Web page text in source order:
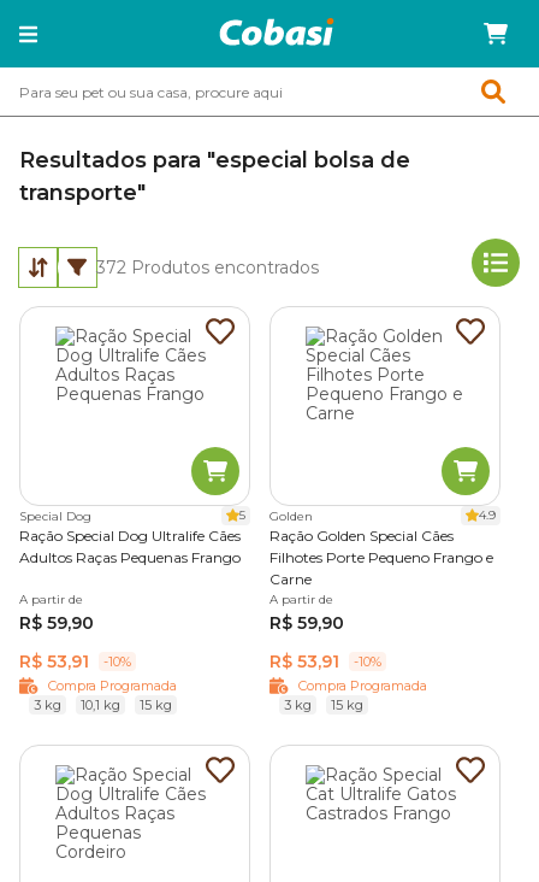
Resultados para "especial bolsa de
transporte"
372 Produtos encontrados
Special Dog 5
Ração Special Dog Ultralife Cães
Adultos Raças Pequenas Frango
A partir de
R$ 59,90
R$ 53,91
-10%
Compra Programada
3 kg
10,1 kg 15 kg
Golden 4.9
Ração Golden Special Cães
Filhotes Porte Pequeno Frango e
Carne
A partir de
R$ 59,90
R$ 53,91
-10%
Compra Programada
3 kg
15 kg